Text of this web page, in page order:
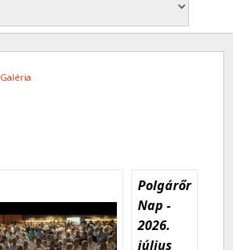
Galéria
Polgárőr
Nap -
2026.
július